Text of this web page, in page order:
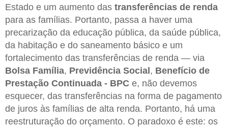
Estado e um aumento das transferências de renda
para as famílias. Portanto, passa a haver uma
precarização da educação pública, da saúde pública,
da habitação e do saneamento básico e um
fortalecimento das transferências de renda — via
Bolsa Família, Previdência Social, Benefício de
Prestação Continuada - BPC e, não devemos
esquecer, das transferências na forma de pagamento
de juros às famílias de alta renda. Portanto, há uma
reestruturação do orçamento. O paradoxo é este: os